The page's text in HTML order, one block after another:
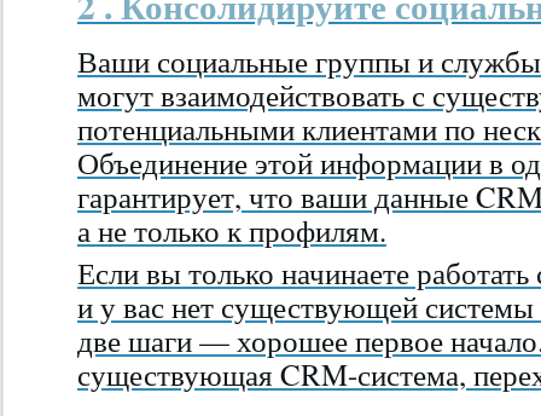
Ваши социальные группы и
могут взаимодействовать с
потенциальными клиентами по
Объединение этой информации в
гарантирует, что ваши данные
а не только к профилям.
Если вы только начинаете
и у вас нет существующей
две шаги — хорошее первое
существующая CRM-система,